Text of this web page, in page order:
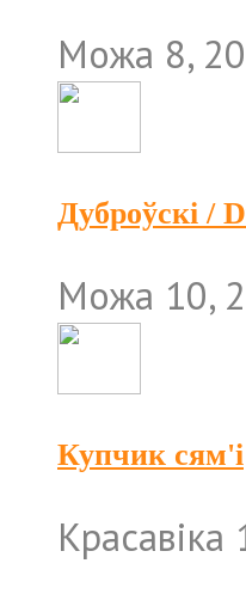
Можа 8,
Дуброўскі /
Можа 10,
Купчик сям'і